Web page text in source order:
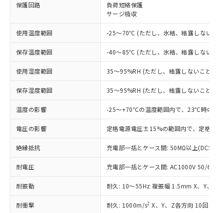
保護回路
負荷短絡保護
サージ吸収
使用温度範囲 -25～70℃ (ただし、氷結、結露しない
保存温度範囲 -40～85℃ (ただし、氷結、結露しない
使用湿度範囲 35～95%RH (ただし、結露しないこと)
保存湿度範囲 35～95%RH (ただし、結露しないこと)
温度の影響 -25～+70℃の温度範囲内で、23℃時の
電圧の影響 定格電源電圧±15%の範囲内で、定格
絶縁抵抗 充電部一括とケース間: 50MΩ以上
耐電圧 充電部一括とケース間: AC1000V 50/
耐振動 耐久: 10～55Hz 複振幅 1.5mm X、Y、Z
耐衝撃 耐久: 1000m/s2 X、Y、Z各方向 10回
ご利用条件
以下の条件をお読みいただき、同意のうえ
ご利用ください。
本サービスは、当社制御機器事業取扱
商品の当社在庫状況および標準価格
(税抜)を提供させていただくもので
当社制御機器事業取扱商品の中には、
本サービスの対象外となる商品もある
ことをご了承ください。
在庫状況および標準価格照会結果は、
記載している更新日時点での社内デー
タに基づき作成されるものであり、閲
対応済み：EU RoHS指令（10物質）の
非含有に対応した製品が提供可能な商品で
す。
対応予定：EU RoHS指令（10物質）の非含
有に対応した製品に切り替える予定のある
対応予定なし：EU RoHS指令（10物質）の
非含有に非対応の商品で、対応品を出す予
調査・確認中：EU RoHS指令（10物質）の
非含有の対応状況を調査中または確認中の
商品です。
非該当品：ライセンス料など無形物で、有
害物質有無と関係のない商品です。
仕入先様の事情により、非含有部品として
いたものが、含有品と判明した場合などや
むを得ず変更することがあります。
鉛(Pb) 1000ppm以下、 水銀(Hg) 1000ppm以下、 カド
※1 中国RoHS○×表
「○」：最大均質材料含有率が中国RoHSの
基準値以下であることを示します。
「×」：最大均質材料含有率が中国RoHSの
基準値を超えていることを示します。
「－」：未確認です。当社販売部門へお問
*中国RoHS10物質の基準値 (GB/T26572)：
当社は、これら貴社製品のうち、外国
為替および外国貿易法に定める商品
（以下｢規制貨物等」という）を輸出
または国外への提供する場合は、日本